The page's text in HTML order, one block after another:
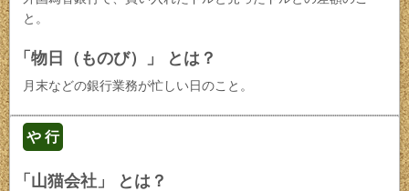
と。
「物日（ものび）」 とは？
月末などの銀行業務が忙しい日のこと。
や 行
「山猫会社」 とは？